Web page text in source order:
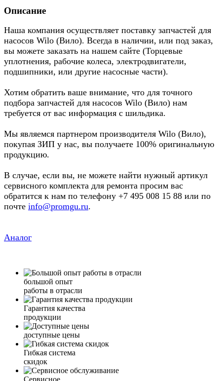
Описание
Наша компания осуществляет поставку запчастей для
насосов Wilo (Вило). Всегда в наличии, или под заказ,
вы можете заказать на нашем сайте (Торцевые
уплотнения, рабочие колеса, электродвигатели,
подшипники, или другие насосные части).
Хотим обратить ваше внимание, что для точного
подбора запчастей для насосов Wilo (Вило) нам
требуется от вас информация с шильдика.
Мы являемся партнером производителя Wilo (Вило),
покупая ЗИП у нас, вы получаете 100% оригинальную
продукцию.
В случае, если вы, не можете найти нужный артикул
сервисного комплекта для ремонта просим вас
обратится к нам по телефону +7 495 008 15 88 или по
почте info@promgu.ru.
Аналог
большой опыт
работы в отрасли
Гарантия качества
продукции
доступные цены
Гибкая система
скидок